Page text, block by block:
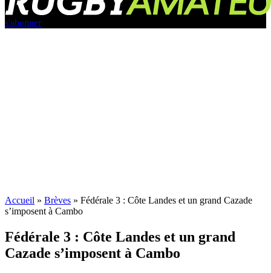
s'abonner
Accueil » Brèves » Fédérale 3 : Côte Landes et un grand Cazade
s’imposent à Cambo
Fédérale 3 : Côte Landes et un grand
Cazade s’imposent à Cambo